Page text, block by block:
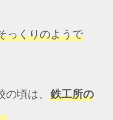
っくりのようで
頃は、 鉄工所の